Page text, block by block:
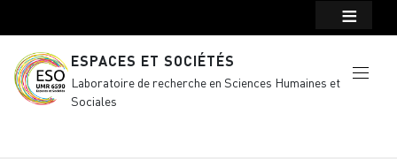
ESPACES ET SOCIÉTÉS
Laboratoire de recherche en Sciences Humaines et
Sociales